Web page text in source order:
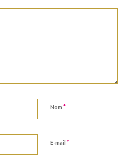
Nom *
E-mail *